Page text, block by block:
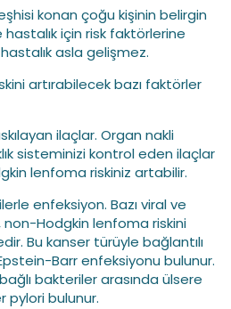
konan çoğu kişinin belirgin
için risk faktörlerine
asla gelişmez.
artırabilecek bazı faktörler
ilaçlar. Organ nakli
sisteminizi kontrol eden ilaçlar
lenfoma riskiniz artabilir.
enfeksiyon. Bazı viral ve
Hodgkin lenfoma riskini
Bu kanser türüyle bağlantılı
Barr enfeksiyonu bulunur.
bakteriler arasında ülsere
pylori bulunur.